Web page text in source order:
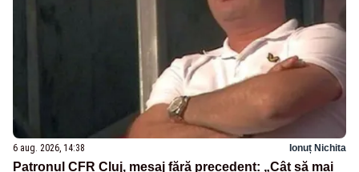
6 aug. 2026, 14:38 Ionuț Nichita
Patronul CFR Cluj, mesaj fără precedent: „Cât să mai